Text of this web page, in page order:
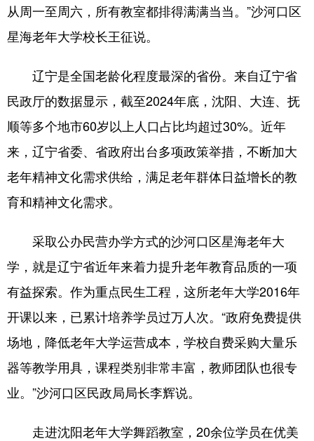
从周一至周六，所有教室都排得满满当当。”沙河口区
星海老年大学校长王征说。
辽宁是全国老龄化程度最深的省份。来自辽宁省
民政厅的数据显示，截至2024年底，沈阳、大连、抚
顺等多个地市60岁以上人口占比均超过30%。近年
来，辽宁省委、省政府出台多项政策举措，不断加大
老年精神文化需求供给，满足老年群体日益增长的教
育和精神文化需求。
采取公办民营办学方式的沙河口区星海老年大
学，就是辽宁省近年来着力提升老年教育品质的一项
有益探索。作为重点民生工程，这所老年大学2016年
开课以来，已累计培养学员过万人次。“政府免费提供
场地，降低老年大学运营成本，学校自费采购大量乐
器等教学用具，课程类别非常丰富，教师团队也很专
业。”沙河口区民政局局长李辉说。
走进沈阳老年大学舞蹈教室，20余位学员在优美